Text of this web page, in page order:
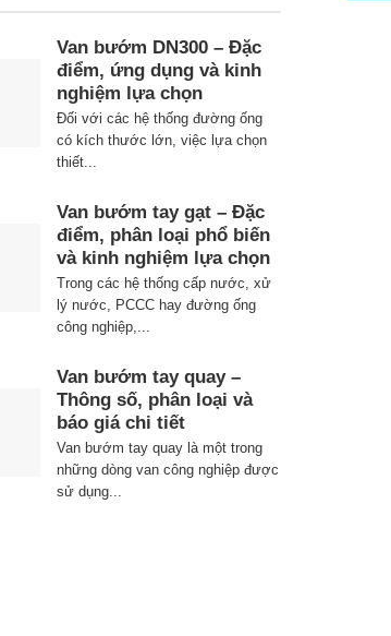
Van bướm DN300 – Đặc
điểm, ứng dụng và kinh
nghiệm lựa chọn
Đối với các hệ thống đường ống
có kích thước lớn, việc lựa chọn
thiết...
Van bướm tay gạt – Đặc
điểm, phân loại phổ biến
và kinh nghiệm lựa chọn
Trong các hệ thống cấp nước, xử
lý nước, PCCC hay đường ống
công nghiệp,...
Van bướm tay quay –
Thông số, phân loại và
báo giá chi tiết
Van bướm tay quay là một trong
những dòng van công nghiệp được
sử dụng...